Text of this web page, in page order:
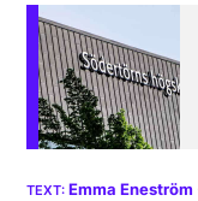
Emma Eneström